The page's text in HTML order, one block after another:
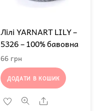
Лілі YARNART LILY –
5326 – 100% бавовна
66 грн
ДОДАТИ В КОШИК
Share